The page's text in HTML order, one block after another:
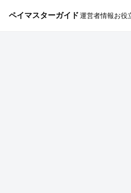
ペイマスターガイド運営者情報お役